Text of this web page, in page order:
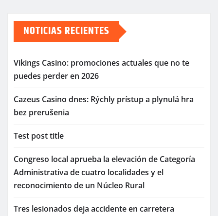
NOTICIAS RECIENTES
Vikings Casino: promociones actuales que no te
puedes perder en 2026
Cazeus Casino dnes: Rýchly prístup a plynulá hra
bez prerušenia
Test post title
Congreso local aprueba la elevación de Categoría
Administrativa de cuatro localidades y el
reconocimiento de un Núcleo Rural
Tres lesionados deja accidente en carretera